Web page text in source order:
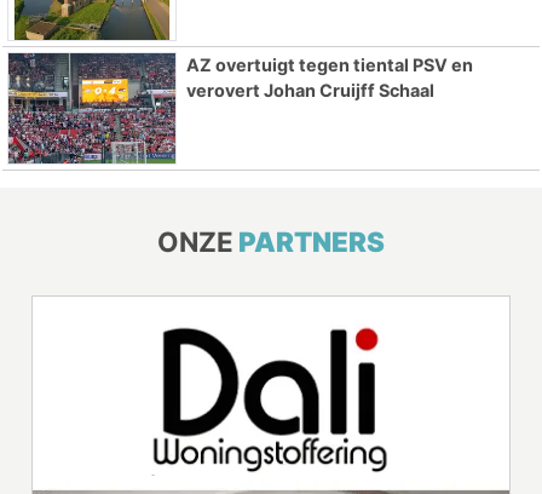
AZ overtuigt tegen tiental PSV en
verovert Johan Cruijff Schaal
ONZE PARTNERS